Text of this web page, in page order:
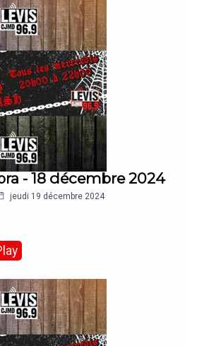
- 18 décembre 2024
jeudi 19 décembre 2024